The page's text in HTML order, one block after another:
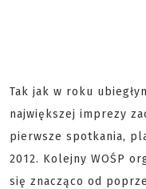
Tak jak w roku
największej imprezy
pierwsze spotkania,
2012. Kolejny WOŚP
się znacząco od